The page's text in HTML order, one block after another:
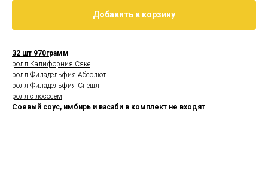
Добавить в корзину
32 шт 970грамм
ролл Калифорния Сяке
ролл Филадельфия Абсолют
ролл Филадельфия Спешл
ролл с лососем
Соевый соус, имбирь и васаби в комплект не входят